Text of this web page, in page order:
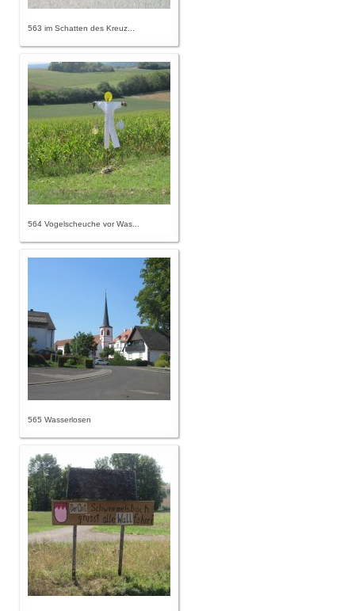
563 im Schatten des Kreuz...
564 Vogelscheuche vor Was...
565 Wasserlosen